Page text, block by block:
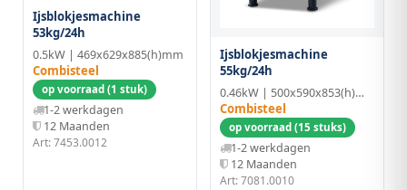
Ijsblokjesmachine
53kg/24h
0.5kW | 469x629x885(h)mm
Combisteel
op voorraad (1 stuk)
1-2 werkdagen
12 Maanden
Art: 7453.0012
Ijsblokjesmachine
55kg/24h
0.46kW | 500x590x853(h)mm | RVS
Combisteel
op voorraad (15 stuks)
1-2 werkdagen
12 Maanden
Art: 7081.0010